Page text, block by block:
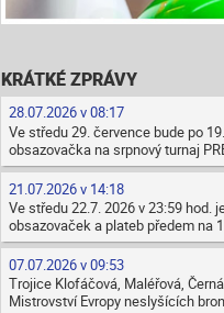
KRÁTKÉ ZPRÁVY
28.07.2026 v 08:17
Ve středu 29. července bude po
obsazovačka na srpnový turnaj
21.07.2026 v 14:18
Ve středu 22.7. 2026 v 23:59 hod.
obsazovaček a plateb předem na
07.07.2026 v 09:53
Trojice Klofáčová, Maléřová,
Mistrovství Evropy neslyšících